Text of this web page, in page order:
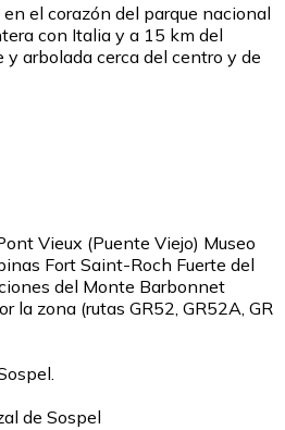
el corazón del parque nacional
con Italia y a 15 km del
arbolada cerca del centro y de
Vieux (Puente Viejo) Museo
Fort Saint-Roch Fuerte del
del Monte Barbonnet
la zona (rutas GR52, GR52A, GR
de Sospel